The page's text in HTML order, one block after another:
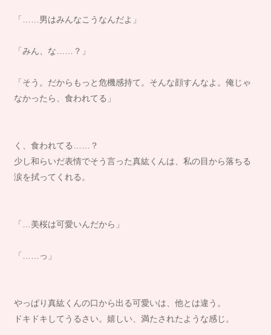
「……男はみんなこうなんだよ」
「みん、な……？」
「そう。だからもっと危機感持て。そんな顔すんなよ。俺じゃ
なかったら、食われてる」
く、食われてる……？
少し和らいだ表情でそう言った真紘くんは、私の目から落ちる
涙を拭ってくれる。
「…美桜は可愛いんだから」
「……っ」
やっぱり真紘くんの口から出る可愛いは、他とは違う。
ドキドキしてうるさい。嬉しい、満たされたような感じ。